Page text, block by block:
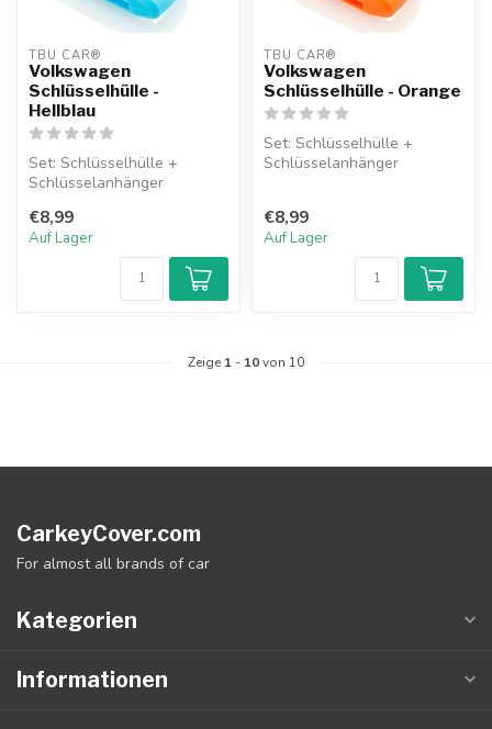
TBU CAR®
Volkswagen
Schlüsselhülle -
Hellblau
Set: Schlüsselhülle +
Schlüsselanhänger
€8,99
Auf Lager
TBU CAR®
Volkswagen
Schlüsselhülle - Orange
Set: Schlüsselhülle +
Schlüsselanhänger
€8,99
Auf Lager
Zeige 1 - 10von 10
CarkeyCover.com
For almost all brands of car
Kategorien
Informationen